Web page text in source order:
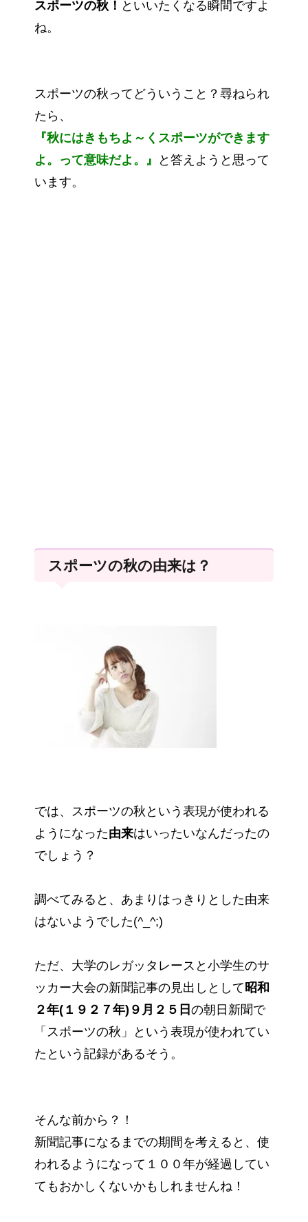
スポーツの秋！ といいたくなる瞬間ですよ
ね。
スポーツの秋ってどういうこと？尋ねられ
たら、
『秋にはきもちよ～くスポーツができます
よ。って意味だよ。』
と答えようと思って
います。
スポーツの秋の由来は？
では、スポーツの秋という表現が使われる
ようになった由来はいったいなんだったの
でしょう？
調べてみると、あまりはっきりとした由来
はないようでした(^_^;)
ただ、大学のレガッタレースと小学生のサ
ッカー大会の新聞記事の見出しとして昭和
２年(１９２７年)９月２５日 の朝日新聞で
「スポーツの秋」という表現が使われてい
たという記録があるそう。
そんな前から？！
新聞記事になるまでの期間を考えると、使
われるようになって１００年が経過してい
てもおかしくないかもしれませんね！